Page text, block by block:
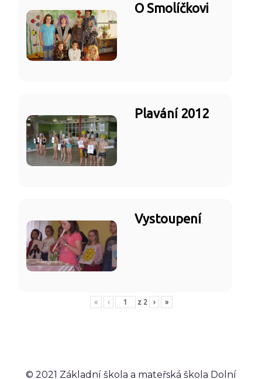
O Smolíčkovi
Plavání 2012
Vystoupení
« ‹ z 2 › »
© 2021 Základní škola a mateřská škola Dolní